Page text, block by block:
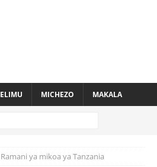
ELIMU MICHEZO MAKALA
Ramani ya mikoa ya Tanzania